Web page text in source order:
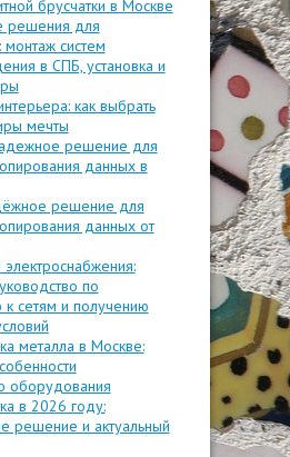
брусчатки в Москве
решения для
монтаж систем
в СПБ, установка и
как выбрать
мечты
решение для
данных в
решение для
данных от
по
сетям и получению
металла в Москве:
оборудования
в 2026 году:
решение и актуальный